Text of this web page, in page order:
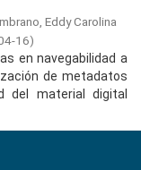
Eddy Carolina
16)
en navegabilidad a
de metadatos
del material digital